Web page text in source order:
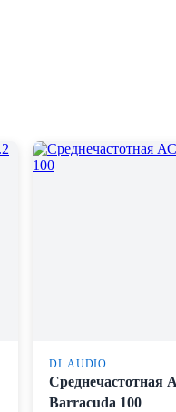
DL AUDIO
Среднечастотная
Barracuda 100